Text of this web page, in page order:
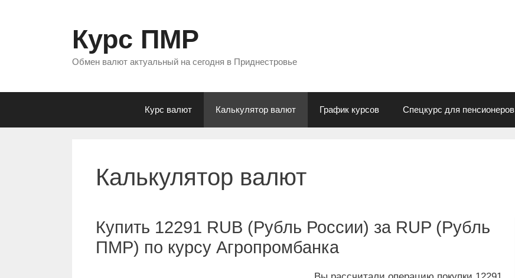
Курс ПМР
Обмен валют актуальный на сегодня в Приднестровье
Курс валют Калькулятор валют График курсов Спецкурс для пенсионеров
Калькулятор валют
Купить 12291 RUB (Рубль России) за RUP (Рубль
ПМР) по курсу Агропромбанка